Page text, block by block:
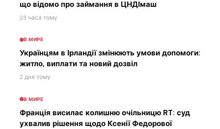
що відомо про займання в ЦНДІмаш
23 часа тому
В МИРЕ
Українцям в Ірландії змінюють умови допомоги:
житло, виплати та новий дозвіл
2 дня тому
В МИРЕ
Франція висилає колишню очільницю RT: суд
ухвалив рішення щодо Ксенії Федорової